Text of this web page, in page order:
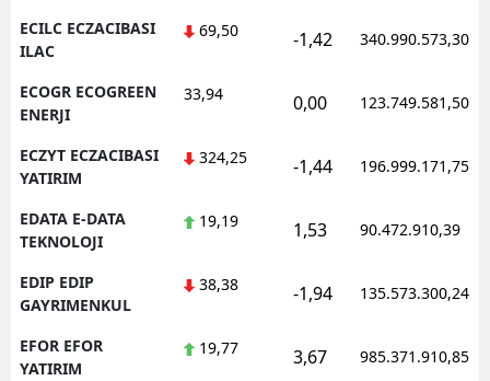
ECILC ECZACIBASI
ILAC
69,50 -1,42 340.990.573,30
ECOGR ECOGREEN
ENERJI
33,94 0,00 123.749.581,50
ECZYT ECZACIBASI
YATIRIM
324,25 -1,44 196.999.171,75
EDATA E-DATA
TEKNOLOJI
19,19 1,53 90.472.910,39
EDIP EDIP
GAYRIMENKUL
38,38 -1,94 135.573.300,24
EFOR EFOR
YATIRIM
19,77 3,67 985.371.910,85